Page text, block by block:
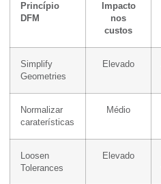
Princípio
DFM
Impacto
nos
custos
Simplify
Geometries
Elevado
Normalizar
caraterísticas
Médio
Loosen
Tolerances
Elevado